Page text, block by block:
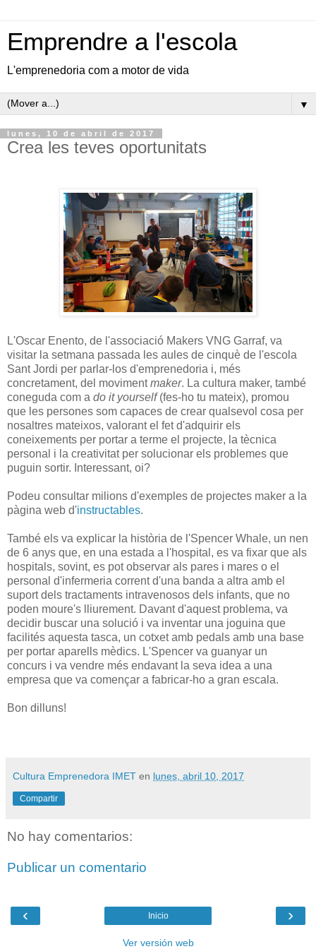
Emprendre a l'escola
L'emprenedoria com a motor de vida
▼
lunes, 10 de abril de 2017
Crea les teves oportunitats
L'Oscar Enento, de l'associació Makers VNG Garraf, va
visitar la setmana passada les aules de cinquè de l'escola
Sant Jordi per parlar-los d'emprenedoria i, més
concretament, del movimentmaker. La cultura maker, també
coneguda com a do it yourself(fes-ho tu mateix), promou
que les persones som capaces de crear qualsevol cosa per
nosaltres mateixos, valorant el fet d'adquirir els
coneixements per portar a terme el projecte, la tècnica
personal i la creativitat per solucionar els problemes que
puguin sortir. Interessant, oi?
Podeu consultar milions d'exemples de projectes maker a la
pàgina web d'instructables.
També els va explicar la història de l'Spencer Whale, un nen
de 6 anys que, en una estada a l'hospital, es va fixar que als
hospitals, sovint, es pot observar als pares i mares o el
personal d'infermeria corrent d'una banda a altra amb el
suport dels tractaments intravenosos dels infants, que no
poden moure's lliurement. Davant d'aquest problema, va
decidir buscar una solució i va inventar una joguina que
facilités aquesta tasca, un cotxet amb pedals amb una base
per portar aparells mèdics. L'Spencer va guanyar un
concurs i va vendre més endavant la seva idea a una
empresa que va començar a fabricar-ho a gran escala.
Bon dilluns!
Cultura Emprenedora IMET en lunes, abril 10, 2017
Compartir
No hay comentarios:
Publicar un comentario
‹ ›
Inicio
Ver versión web